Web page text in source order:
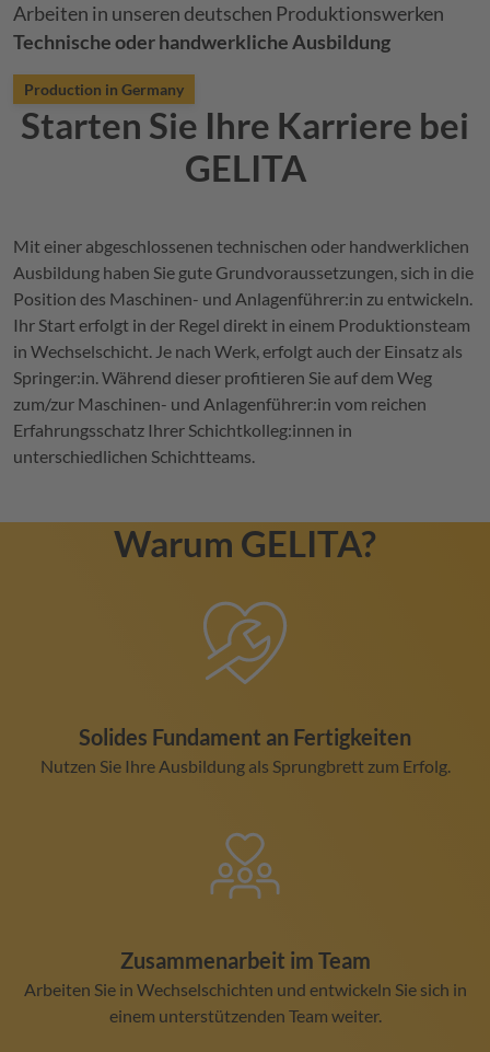
Arbeiten in unseren deutschen Produktionswerken
Technische oder handwerkliche Ausbildung
Production in Germany
Starten Sie Ihre Karriere bei
GELITA
Mit einer abgeschlossenen technischen oder handwerklichen
Ausbildung haben Sie gute Grundvoraussetzungen, sich in die
Position des Maschinen- und Anlagenführer:in zu entwickeln.
Ihr Start erfolgt in der Regel direkt in einem Produktionsteam
in Wechselschicht. Je nach Werk, erfolgt auch der Einsatz als
Springer:in. Während dieser profitieren Sie auf dem Weg
zum/zur Maschinen- und Anlagenführer:in vom reichen
Erfahrungsschatz Ihrer Schichtkolleg:innen in
unterschiedlichen Schichtteams.
Warum GELITA?
Solides Fundament an Fertigkeiten
Nutzen Sie Ihre Ausbildung als Sprungbrett zum Erfolg.
Zusammenarbeit im Team
Arbeiten Sie in Wechselschichten und entwickeln Sie sich in
einem unterstützenden Team weiter.